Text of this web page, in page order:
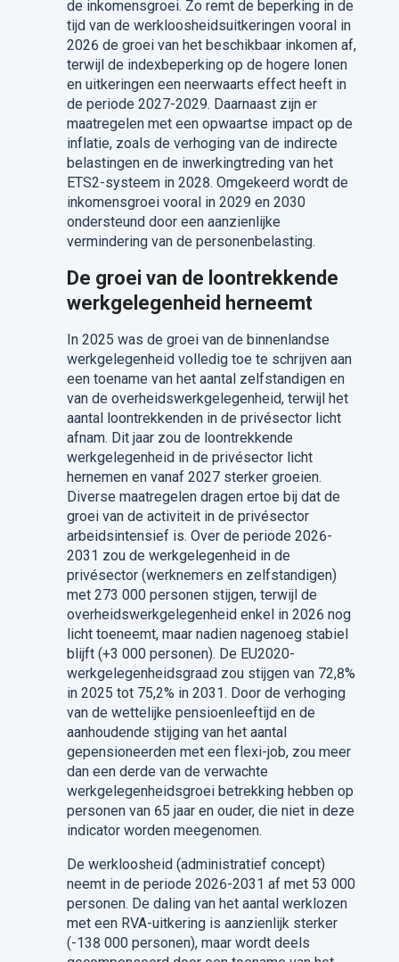
de inkomensgroei. Zo remt de beperking in de
tijd van de werkloosheidsuitkeringen vooral in
2026 de groei van het beschikbaar inkomen af,
terwijl de indexbeperking op de hogere lonen
en uitkeringen een neerwaarts effect heeft in
de periode 2027-2029. Daarnaast zijn er
maatregelen met een opwaartse impact op de
inflatie, zoals de verhoging van de indirecte
belastingen en de inwerkingtreding van het
ETS2-systeem in 2028. Omgekeerd wordt de
inkomensgroei vooral in 2029 en 2030
ondersteund door een aanzienlijke
vermindering van de personenbelasting.
De groei van de loontrekkende
werkgelegenheid herneemt
In 2025 was de groei van de binnenlandse
werkgelegenheid volledig toe te schrijven aan
een toename van het aantal zelfstandigen en
van de overheidswerkgelegenheid, terwijl het
aantal loontrekkenden in de privésector licht
afnam. Dit jaar zou de loontrekkende
werkgelegenheid in de privésector licht
hernemen en vanaf 2027 sterker groeien.
Diverse maatregelen dragen ertoe bij dat de
groei van de activiteit in de privésector
arbeidsintensief is. Over de periode 2026-
2031 zou de werkgelegenheid in de
privésector (werknemers en zelfstandigen)
met 273 000 personen stijgen, terwijl de
overheidswerkgelegenheid enkel in 2026 nog
licht toeneemt, maar nadien nagenoeg stabiel
blijft (+3 000 personen). De EU2020-
werkgelegenheidsgraad zou stijgen van 72,8%
in 2025 tot 75,2% in 2031. Door de verhoging
van de wettelijke pensioenleeftijd en de
aanhoudende stijging van het aantal
gepensioneerden met een flexi-job, zou meer
dan een derde van de verwachte
werkgelegenheidsgroei betrekking hebben op
personen van 65 jaar en ouder, die niet in deze
indicator worden meegenomen.
De werkloosheid (administratief concept)
neemt in de periode 2026-2031 af met 53 000
personen. De daling van het aantal werklozen
met een RVA-uitkering is aanzienlijk sterker
(-138 000 personen), maar wordt deels